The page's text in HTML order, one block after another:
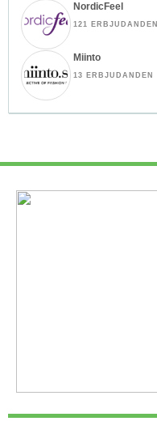
NordicFeel
121 ERBJUDANDEN
Miinto
13 ERBJUDANDEN